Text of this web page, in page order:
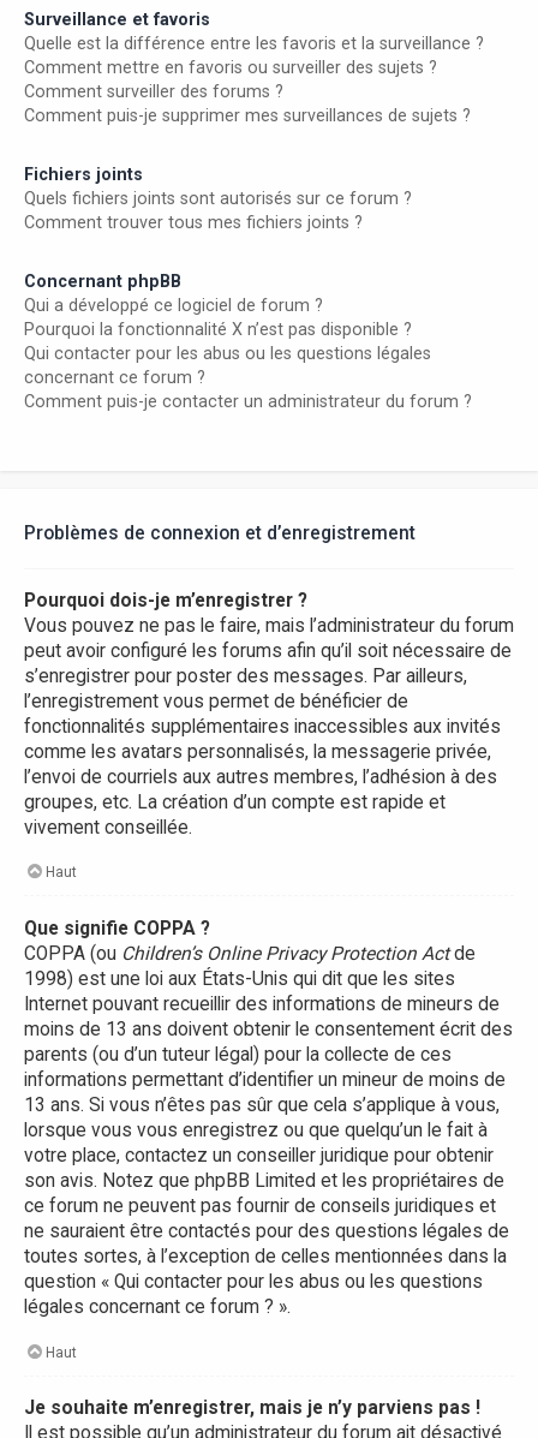
Surveillance et favoris
Quelle est la différence entre les favoris et la surveillance ?
Comment mettre en favoris ou surveiller des sujets ?
Comment surveiller des forums ?
Comment puis-je supprimer mes surveillances de sujets ?
Fichiers joints
Quels fichiers joints sont autorisés sur ce forum ?
Comment trouver tous mes fichiers joints ?
Concernant phpBB
Qui a développé ce logiciel de forum ?
Pourquoi la fonctionnalité X n’est pas disponible ?
Qui contacter pour les abus ou les questions légales
concernant ce forum ?
Comment puis-je contacter un administrateur du forum ?
Problèmes de connexion et d’enregistrement
Pourquoi dois-je m’enregistrer ?
Vous pouvez ne pas le faire, mais l’administrateur du forum
peut avoir configuré les forums afin qu’il soit nécessaire de
s’enregistrer pour poster des messages. Par ailleurs,
l’enregistrement vous permet de bénéficier de
fonctionnalités supplémentaires inaccessibles aux invités
comme les avatars personnalisés, la messagerie privée,
l’envoi de courriels aux autres membres, l’adhésion à des
groupes, etc. La création d’un compte est rapide et
vivement conseillée.
Haut
Que signifie COPPA ?
COPPA (ou Children’s Online Privacy Protection Actde
1998) est une loi aux États-Unis qui dit que les sites
Internet pouvant recueillir des informations de mineurs de
moins de 13 ans doivent obtenir le consentement écrit des
parents (ou d’un tuteur légal) pour la collecte de ces
informations permettant d’identifier un mineur de moins de
13 ans. Si vous n’êtes pas sûr que cela s’applique à vous,
lorsque vous vous enregistrez ou que quelqu’un le fait à
votre place, contactez un conseiller juridique pour obtenir
son avis. Notez que phpBB Limited et les propriétaires de
ce forum ne peuvent pas fournir de conseils juridiques et
ne sauraient être contactés pour des questions légales de
toutes sortes, à l’exception de celles mentionnées dans la
question « Qui contacter pour les abus ou les questions
légales concernant ce forum ? ».
Haut
Je souhaite m’enregistrer, mais je n’y parviens pas !
Il est possible qu’un administrateur du forum ait désactivé